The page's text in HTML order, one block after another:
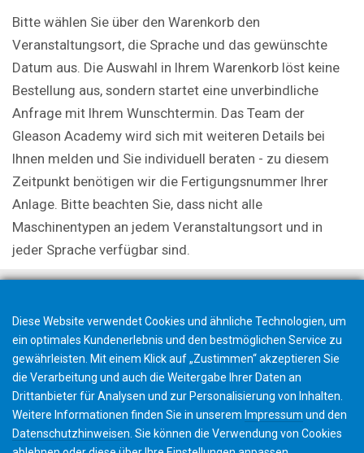
Bitte wählen Sie über den Warenkorb den
Veranstaltungsort, die Sprache und das gewünschte
Datum aus. Die Auswahl in Ihrem Warenkorb löst keine
Bestellung aus, sondern startet eine unverbindliche
Anfrage mit Ihrem Wunschtermin. Das Team der
Gleason Academy wird sich mit weiteren Details bei
Ihnen melden und Sie individuell beraten - zu diesem
Zeitpunkt benötigen wir die Fertigungsnummer Ihrer
Anlage. Bitte beachten Sie, dass nicht alle
Maschinentypen an jedem Veranstaltungsort und in
jeder Sprache verfügbar sind.
Diese Website verwendet Cookies und ähnliche Technologien, um
ein optimales Kundenerlebnis und den bestmöglichen Service zu
gewährleisten. Mit einem Klick auf „Zustimmen“ akzeptieren Sie
die Verarbeitung und auch die Weitergabe Ihrer Daten an
Drittanbieter für Analysen und zur Personalisierung von Inhalten.
Weitere Informationen finden Sie in unserem Impressum und den
Datenschutzhinweisen . Sie können die Verwendung von Cookies